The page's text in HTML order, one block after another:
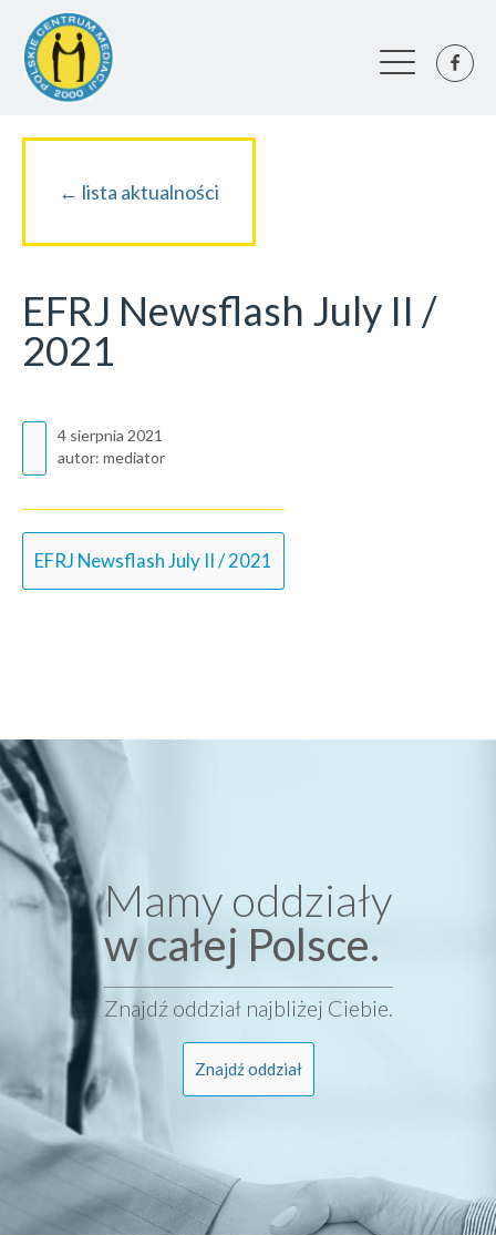
← lista aktualności
EFRJ Newsflash July II /
2021
4 sierpnia 2021
autor: mediator
EFRJ Newsflash July II / 2021
Mamy oddziały
w całej Polsce.
Znajdź oddział najbliżej Ciebie.
Znajdź oddział